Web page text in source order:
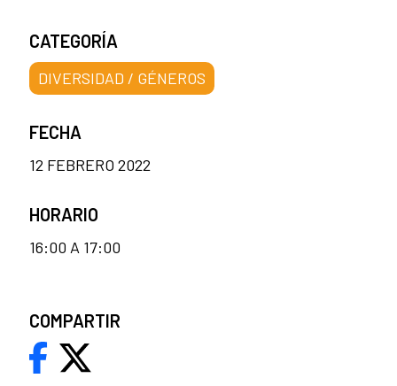
CATEGORÍA
DIVERSIDAD / GÉNEROS
FECHA
12 FEBRERO 2022
HORARIO
16:00 A 17:00
COMPARTIR